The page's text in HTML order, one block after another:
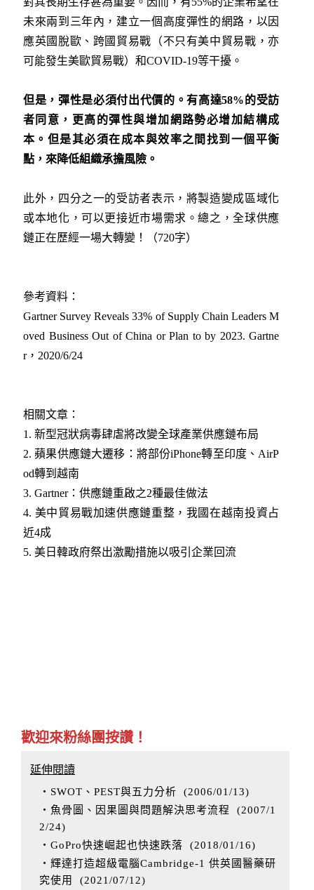
未來兩到三年內，建立一個高度彈性的網路，以因
應英國脫歐、跨國貿易戰（不只有美中貿易戰，亦
可能發生美歐貿易戰）和COVID-19等干擾。
但是，彈性是必須付出代價的。有高達58%的受訪
者同意，更高的彈性與增加網路勢必增加結構成
本。但是其必須在成本與效率之間找到一個平衡
點，來降低組織承擔風險 。
此外，四分之一的受訪者表示，將製造變成區域化
或本地化，可以更接近市場需求。總之，全球供應
鏈正在歷經一場大轉變！（720字）
參考資料：
Gartner Survey Reveals 33% of Supply Chain Leaders M
oved Business Out of China or Plan to by 2023. Gartne
r，2020/6/24
相關文章：
1. 新型冠狀病毒肆虐將改變全球產業供應鏈布局​
2.蘋果供應鏈大遷移：將部份iPhone轉至印度、AirP
od轉到越南​
3. Gartner：供應鏈重啟之2種最佳做法​
4. 美中貿易戰加速供應鏈重整，我國在越南投資占
近4成​
5. 美日韓政府祭出激勵措施以吸引企業回流​
歡迎來粉絲團按讚！
延伸閱讀
‧SWOT、PEST與五力分析 (2006/01/13)
‧魚骨圖、因果圖與問題解決思考流程
(2007/1
2/24)
‧GoPro快速崛起也快速跌落 (2018/01/16)
‧輝達打造超級電腦Cambridge-1 供英國醫藥研
究使用
(2021/07/12)